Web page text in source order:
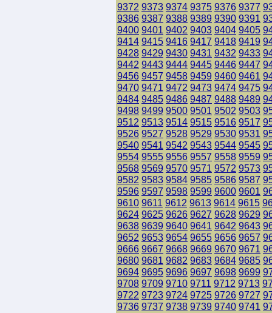
9372 9373 9374 9375 9376 9377
9386 9387 9388 9389 9390 9391
9400 9401 9402 9403 9404 9405
9414 9415 9416 9417 9418 9419
9428 9429 9430 9431 9432 9433
9442 9443 9444 9445 9446 9447
9456 9457 9458 9459 9460 9461
9470 9471 9472 9473 9474 9475
9484 9485 9486 9487 9488 9489
9498 9499 9500 9501 9502 9503
9512 9513 9514 9515 9516 9517
9526 9527 9528 9529 9530 9531
9540 9541 9542 9543 9544 9545
9554 9555 9556 9557 9558 9559
9568 9569 9570 9571 9572 9573
9582 9583 9584 9585 9586 9587
9596 9597 9598 9599 9600 9601
9610 9611 9612 9613 9614 9615
9624 9625 9626 9627 9628 9629
9638 9639 9640 9641 9642 9643
9652 9653 9654 9655 9656 9657
9666 9667 9668 9669 9670 9671
9680 9681 9682 9683 9684 9685
9694 9695 9696 9697 9698 9699
9708 9709 9710 9711 9712 9713
9722 9723 9724 9725 9726 9727
9736 9737 9738 9739 9740 9741